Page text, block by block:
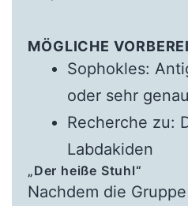
MÖGLICHE
Sophokles:
oder sehr
Recherche zu:
Labdakiden
„Der heiße Stuhl“
Nachdem die